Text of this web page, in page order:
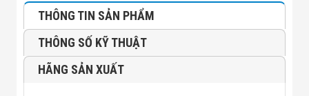
Khủng Bố
Thân Nhiệt
CHUYÊN
THÔNG TIN SẢN PHẨM
THÔNG SỐ KỸ THUẬT
HÃNG SẢN XUẤT